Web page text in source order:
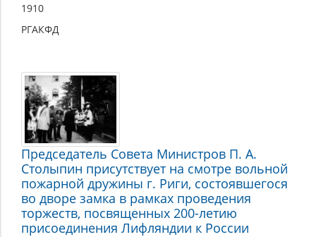
1910
РГАКФД
Председатель Совета Министров П. А.
Столыпин присутствует на смотре вольной
пожарной дружины г. Риги, состоявшегося
во дворе замка в рамках проведения
торжеств, посвященных 200-летию
присоединения Лифляндии к России